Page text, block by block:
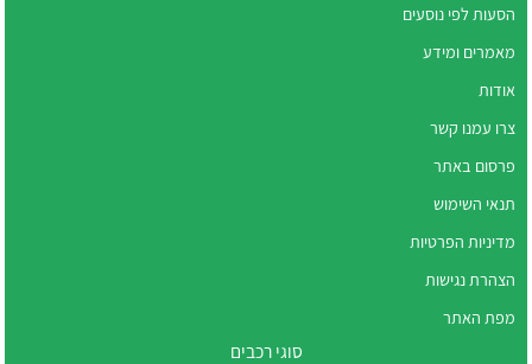
הסעות לפי נוסעים
מאמרים ומידע
אודות
צרו עמנו קשר
פרסום באתר
תנאי השימוש
מדיניות הפרטיות
הצהרת נגישות
מפת האתר
סוגי רכבים